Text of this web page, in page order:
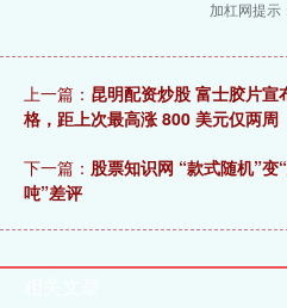
加杠网提示
上一篇： 昆明配资炒股 富士胶片
格，距上次最高涨 800 美元仅两周
下一篇： 股票知识网 “款式随机”
吨”差评